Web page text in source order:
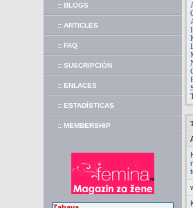
:: BLOGS
:: ARTICLES
:: FAQ
:: SUSCRIPCIÓN
:: ENLACES
:: ESTADÍSTICAS
:: MEMBERSHIP